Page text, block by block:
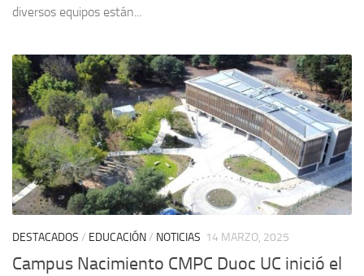
diversos equipos están...
DESTACADOS / EDUCACIÓN/ NOTICIAS 14 MARZO, 2025
Campus Nacimiento CMPC Duoc UC inició el